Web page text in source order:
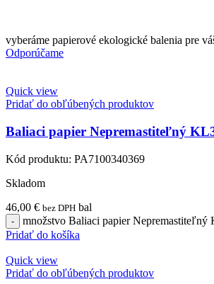
vyberáme papierové ekologické balenia pre
Odporúčame
Quick view
Pridať do obľúbených produktov
Baliaci papier Nepremastiteľný
Kód produktu: PA7100340369
Skladom
46,00 € bez DPH bal
množstvo Baliaci papier
Pridať do košíka
Quick view
Pridať do obľúbených produktov